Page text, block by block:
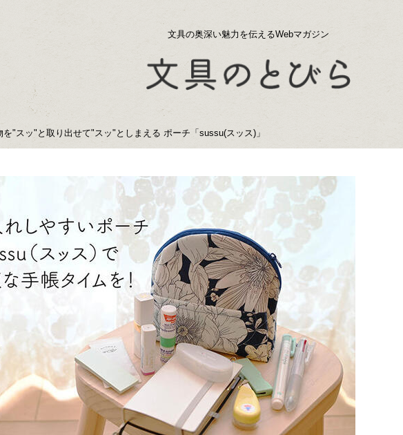
文具の奥深い魅力を伝えるWebマガジン
を"スッ"と取り出せて"スッ"としまえる ポーチ「sussu(スッス)」